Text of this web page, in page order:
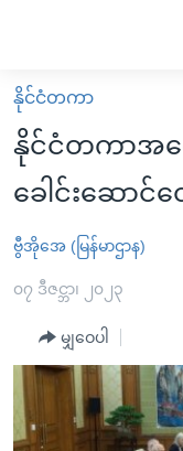
လွယ်ကူ
စေ
သည့်
များ
ပင်မ
ကျော်
ရန်
မူလစာမျက်နှာ
မြန်မာ
ကမ္ဘာ့သတင်းများ
နိုင်ငံတကာ
အစ္စရေး-ပါလက်စတိုင်း
ဗွီဒီယို
အင်္ဂလိပ်စာလေ့လာမယ်
အမေရိကန်သုံးအီဒီယံ
မကြေးမုံရဲ့ အင်္ဂလိပ်စာ
အပတ်စဉ်ကဏ္ဍများ
ရေဒီယို
ရေဒီယိုနှင့်ရုပ်သံ အခ
နိုင်ငံတကာ
နိုင်ငံတကာအရ
ခေါင်းဆောင်
ဗွီအိုအေ (မြန်မာဌာန)
၀၇ ဒီဇင္ဘာ၊ ၂၀၂၃
မျှဝေပါ